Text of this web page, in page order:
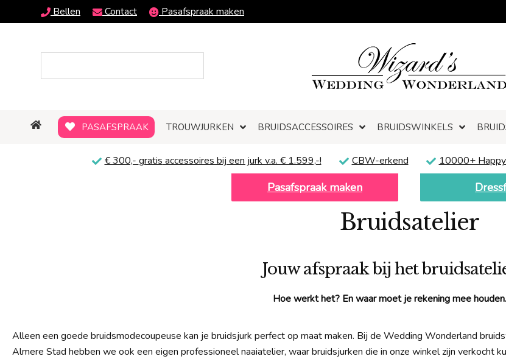
Bellen Contact Pasafspraak maken
PASAFSPRAAK TROUWJURKEN BRUIDSACCESSOIRES BRUIDSWINKELS
€ 300,- gratis accessoires bij een jurk v.a. € 1.599,-! CBW-erkend 10000+
Pasafspraak maken
Bruidsatelier
Jouw afspraak bij het
Hoe werkt het? En waar moet je rekening mee houden.
Alleen een goede bruidsmodecoupeuse kan je bruidsjurk perfect op maat maken. Bij de Wedding Wonderland
Almere Stad hebben we ook een eigen professioneel naaiatelier, waar bruidsjurken die in onze winkel zijn verkocht